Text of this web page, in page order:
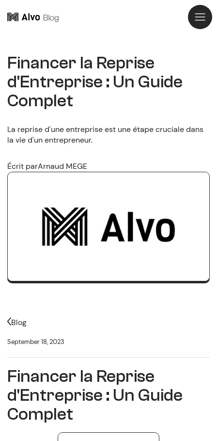
Financer la Reprise
d'Entreprise : Un Guide
Complet
La reprise d'une entreprise est une étape cruciale dans
la vie d'un entrepreneur.
Écrit parArnaud MEGE
Blog
September 18, 2023
Financer la Reprise
d'Entreprise : Un Guide
Complet